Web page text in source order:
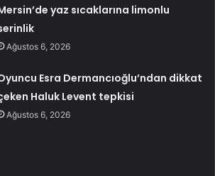
yaz sıcaklarına limonlu
Ağustos 6, 2026
Esra Dermancıoğlu’ndan dikkat
Haluk Levent tepkisi
Ağustos 6, 2026